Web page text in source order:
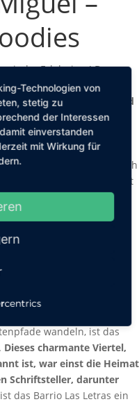
Erlebnisse! Der
für Foodies.Dieser
Fülle an Obst und
traditionellen Tapas,
Käse, gutem Wein, frisch
Wurstsorten und
und probiert euch durch
im Mercado San Miguel ist
–
mit
wandeln, ist das
Dieses charmante Viertel,
ist, war einst die Heimat
Schriftsteller, darunter
das Barrio Las Letras ein
Technologien von
stetig zu
der Interessen
einverstanden
mit Wirkung für